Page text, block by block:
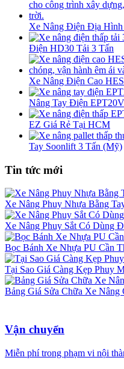
Xe Nâng Điện Địa
Điện HD30 Tải 3 Tấn
Xe Nâng Điện Cao
Nâng Tay Điện
EZ Giá Rẻ Tại HCM
Tay Soonlift 3 Tấn (Mỹ)
Tin tức mới
Xe Nâng Phuy Nhựa Bằng
Xe Nâng Phuy Sắt Có Dùng
Bọc Bánh Xe Nhựa PU Cần
Tại Sao Giá Càng Kẹp Phuy
Bảng Giá Sửa Chữa Xe
Vận chuyển
Miễn phí trong phạm vi nội